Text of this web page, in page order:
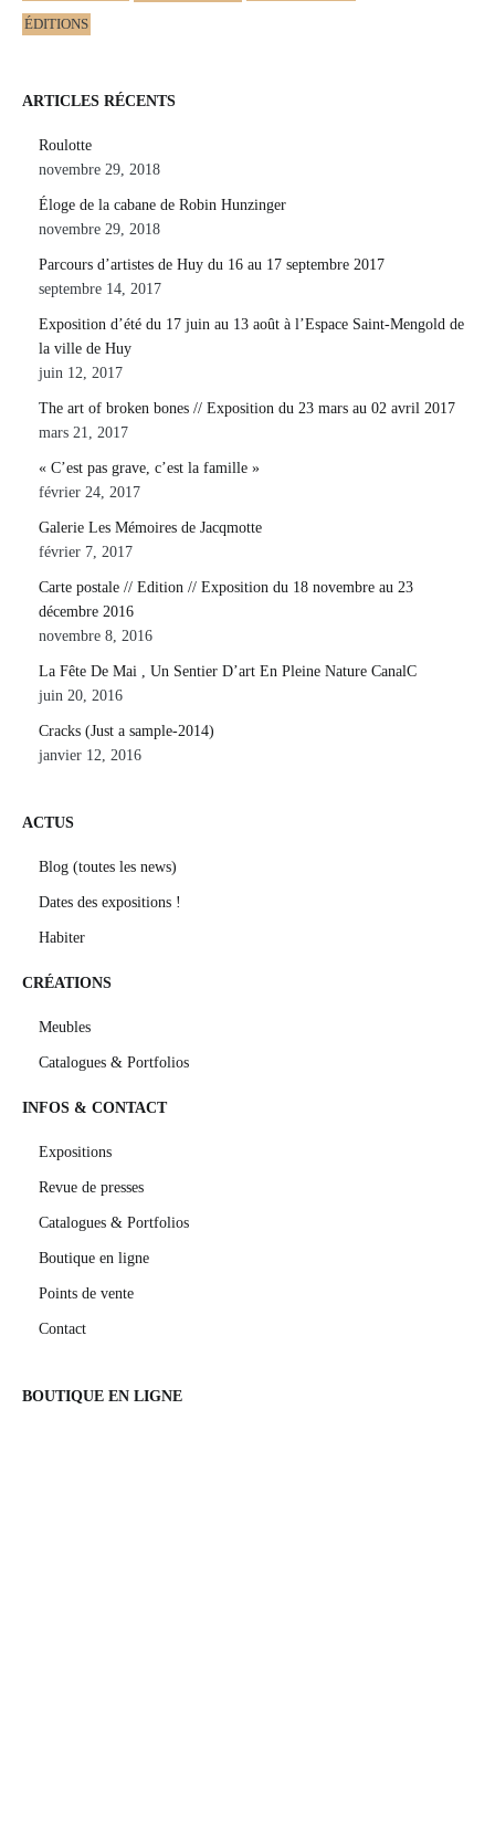
ÉDITIONS
ARTICLES RÉCENTS
Roulotte
novembre 29, 2018
Éloge de la cabane de Robin Hunzinger
novembre 29, 2018
Parcours d’artistes de Huy du 16 au 17 septembre 2017
septembre 14, 2017
Exposition d’été du 17 juin au 13 août à l’Espace Saint-Mengold de
la ville de Huy
juin 12, 2017
The art of broken bones // Exposition du 23 mars au 02 avril 2017
mars 21, 2017
« C’est pas grave, c’est la famille »
février 24, 2017
Galerie Les Mémoires de Jacqmotte
février 7, 2017
Carte postale // Edition // Exposition du 18 novembre au 23
décembre 2016
novembre 8, 2016
La Fête De Mai , Un Sentier D’art En Pleine Nature CanalC
juin 20, 2016
Cracks (Just a sample-2014)
janvier 12, 2016
ACTUS
Blog (toutes les news)
Dates des expositions !
Habiter
CRÉATIONS
Meubles
Catalogues & Portfolios
INFOS & CONTACT
Expositions
Revue de presses
Catalogues & Portfolios
Boutique en ligne
Points de vente
Contact
BOUTIQUE EN LIGNE